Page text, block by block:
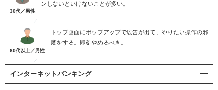
30代／男性
ンしないといけないことが多い。
60代以上／男性
トップ画面にポップアップで広告が出て、やりたい操作の邪
魔をする。即刻やめるべき。
インターネットバンキング